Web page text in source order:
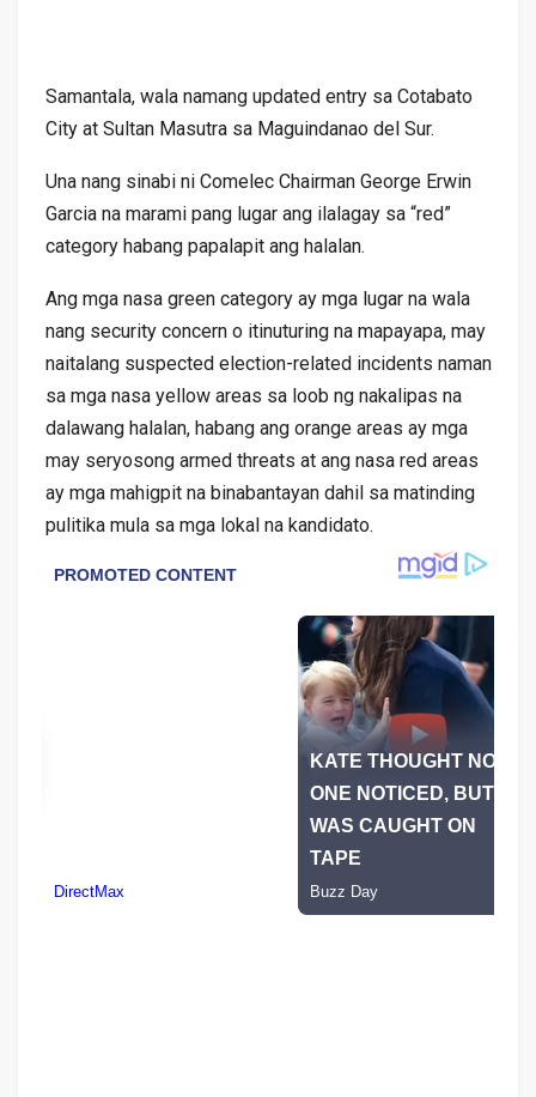
Samantala, wala namang updated entry sa Cotabato
City at Sultan Masutra sa Maguindanao del Sur.
Una nang sinabi ni Comelec Chairman George Erwin
Garcia na marami pang lugar ang ilalagay sa “red”
category habang papalapit ang halalan.
Ang mga nasa green category ay mga lugar na wala
nang security concern o itinuturing na mapayapa, may
naitalang suspected election-related incidents naman
sa mga nasa yellow areas sa loob ng nakalipas na
dalawang halalan, habang ang orange areas ay mga
may seryosong armed threats at ang nasa red areas
ay mga mahigpit na binabantayan dahil sa matinding
pulitika mula sa mga lokal na kandidato.